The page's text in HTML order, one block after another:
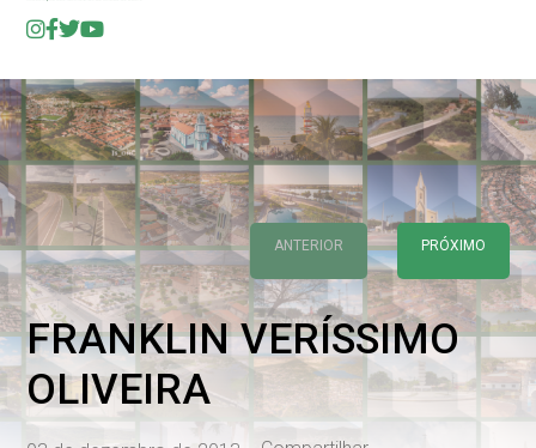
ANTERIOR PRÓXIMO
FRANKLIN VERÍSSIMO
OLIVEIRA